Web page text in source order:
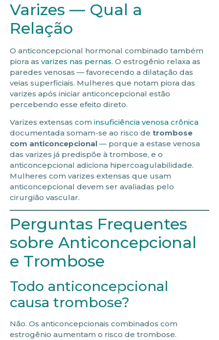
Varizes — Qual a
Relação
O anticoncepcional hormonal combinado também
piora as varizes nas pernas. O estrogênio relaxa as
paredes venosas — favorecendo a dilatação das
veias superficiais. Mulheres que notam piora das
varizes após iniciar anticoncepcional estão
percebendo esse efeito direto.
Varizes extensas com insuficiência venosa crônica
documentada somam-se ao risco de trombose
com anticoncepcional — porque a estase venosa
das varizes já predispõe à trombose, e o
anticoncepcional adiciona hipercoagulabilidade.
Mulheres com varizes extensas que usam
anticoncepcional devem ser avaliadas pelo
cirurgião vascular.
Perguntas Frequentes
sobre Anticoncepcional
e Trombose
Todo anticoncepcional
causa trombose?
Não. Os anticoncepcionais combinados com
estrogênio aumentam o risco de trombose.